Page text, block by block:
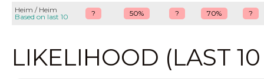
Heim / Heim
Based on last 10
? 50% ? 70% ?
LIKELIHOOD (LAST